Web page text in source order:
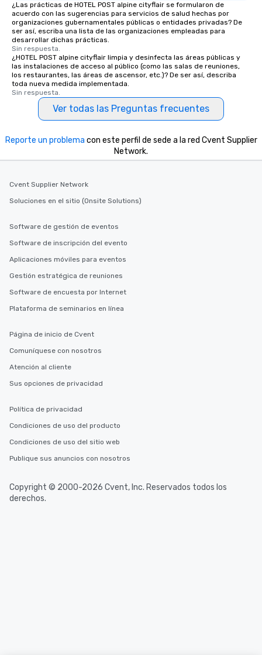
¿Las prácticas de HOTEL POST alpine cityflair se formularon de
acuerdo con las sugerencias para servicios de salud hechas por
organizaciones gubernamentales públicas o entidades privadas? De
ser así, escriba una lista de las organizaciones empleadas para
desarrollar dichas prácticas.
Sin respuesta.
¿HOTEL POST alpine cityflair limpia y desinfecta las áreas públicas y
las instalaciones de acceso al público (como las salas de reuniones,
los restaurantes, las áreas de ascensor, etc.)? De ser así, describa
toda nueva medida implementada.
Sin respuesta.
Ver todas las Preguntas frecuentes
Reporte un problema con este perfil de sede a la red Cvent Supplier
Network.
Cvent Supplier Network
Soluciones en el sitio (Onsite Solutions)
Software de gestión de eventos
Software de inscripción del evento
Aplicaciones móviles para eventos
Gestión estratégica de reuniones
Software de encuesta por Internet
Plataforma de seminarios en línea
Página de inicio de Cvent
Comuníquese con nosotros
Atención al cliente
Sus opciones de privacidad
Política de privacidad
Condiciones de uso del producto
Condiciones de uso del sitio web
Publique sus anuncios con nosotros
Copyright © 2000-2026 Cvent, Inc. Reservados todos los
derechos.